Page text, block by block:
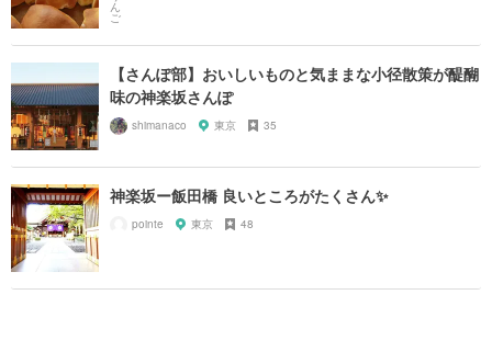
【さんぽ部】おいしいものと気ままな小径散策が醍醐
味の神楽坂さんぽ
shimanaco 東京 35
神楽坂ー飯田橋 良いところがたくさん✨
pointe 東京 48